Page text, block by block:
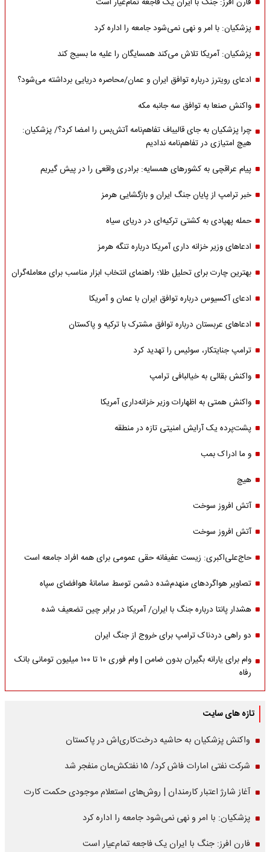
پزشکیان: با امر و نهی نمی‌شود جامعه را اداره کرد
پزشکیان: آمریکا تلاش می‌کند همسایگان را علیه ما بسیج کند
ادعای رویترز درباره توافق ایران و عمان/محاصره دریایی برداشته می‌شود؟
واکنش صنعا به توافق سه جانبه مکه
چرا پزشکیان به جای قالیباف تفاهم‌نامه آتش‌بس را امضا کرد؟/ پزشکیان:
هیچ امتیازی در تفاهم‌نامه ندادیم
پیام عراقچی به کشورهای همسایه: برادری واقعی را در پیش گیریم
خبر ترامپ از پایان جنگ ایران و بازگشایی هرمز
حمله پهپادی به کشتی ترکیه‌ای در دریای سیاه
ادعاهای وزیر خزانه داری آمریکا درباره تنگه هرمز
بهترین چارت برای تحلیل طلا؛ راهنمای انتخاب ابزار مناسب برای معامله‌گران
ادعای آکسیوس درباره توافق ایران با عمان و آمریکا
ادعاهای عربستان درباره توافق مشترک با ترکیه و پاکستان
ترامپ جنایتکار، سوئیس را تهدید کرد
واکنش بقائی به خیالبافی ترامپ
واکنش همتی به اظهارات وزیر خزانه‌داری آمریکا
پشت‌پرده یک آرایش امنیتی تازه در منطقه
و ما ادراک بمب
هیچ
آتش افروز سوخت
آتش افروز سوخت
حاج‌علی‌اکبری: زیست عفیفانه حقی عمومی برای همه افراد جامعه است
تصاویر هواگردهای منهدم‌شده دشمن توسط سامانۀ هوافضای سپاه
هشدار پانتا درباره جنگ با ایران/ آمریکا در برابر چین تضعیف شده
دو راهی دردناک ترامپ برای خروج از جنگ ایران
وام برای یارانه بگیران بدون ضامن | وام فوری ۱۰ تا ۱۰۰ میلیون تومانی بانک
رفاه
تازه های سایت
واکنش پزشکیان به حاشیه درخت‌کاری‌اش در پاکستان
شرکت نفتی امارات فاش کرد/ ۱۵ نفتکش‌مان منفجر شد
آغاز شارژ اعتبار کارمندان | روش‌های استعلام موجودی حکمت کارت
پزشکیان: با امر و نهی نمی‌شود جامعه را اداره کرد
فارن افرز: جنگ با ایران یک فاجعه تمام‌عیار است